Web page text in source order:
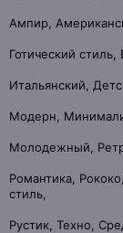
Ампир,
Готический
Итальянский,
Модерн,
Молодежный,
Романтика,
стиль,
Рустик, Техно,